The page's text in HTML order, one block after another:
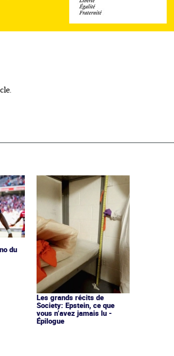
du
Les grands récits de
Society: Epstein, ce que
vous n’avez jamais lu -
Épilogue